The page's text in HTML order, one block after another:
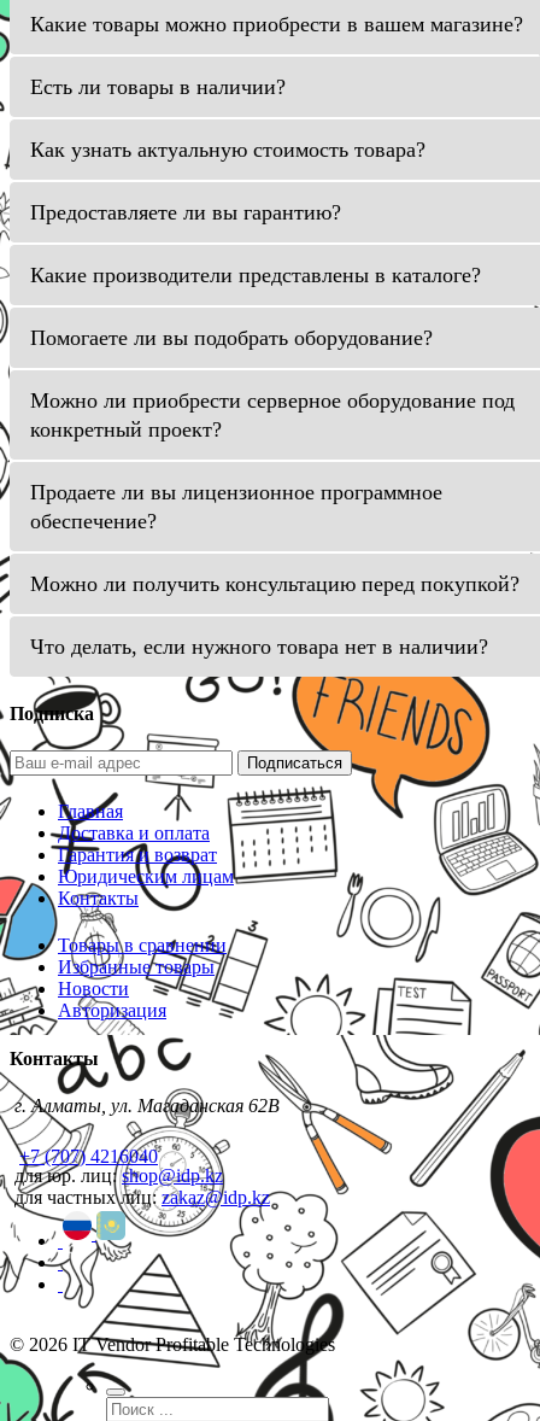
Какие товары можно приобрести в вашем магазине?
Есть ли товары в наличии?
Как узнать актуальную стоимость товара?
Предоставляете ли вы гарантию?
Какие производители представлены в каталоге?
Помогаете ли вы подобрать оборудование?
Можно ли приобрести серверное оборудование под
конкретный проект?
Продаете ли вы лицензионное программное
обеспечение?
Можно ли получить консультацию перед покупкой?
Что делать, если нужного товара нет в наличии?
Подписка
Подписаться
Главная
Доставка и оплата
Гарантия и возврат
Юридическим лицам
Контакты
Товары в сравнении
Избранные товары
Новости
Авторизация
Контакты
г. Алматы, ул. Магаданская 62В
+7 (707) 4216040
для юр. лиц:shop@idp.kz
для частных лиц:zakaz@idp.kz
© 2026 IT Vendor Profitable Technologies